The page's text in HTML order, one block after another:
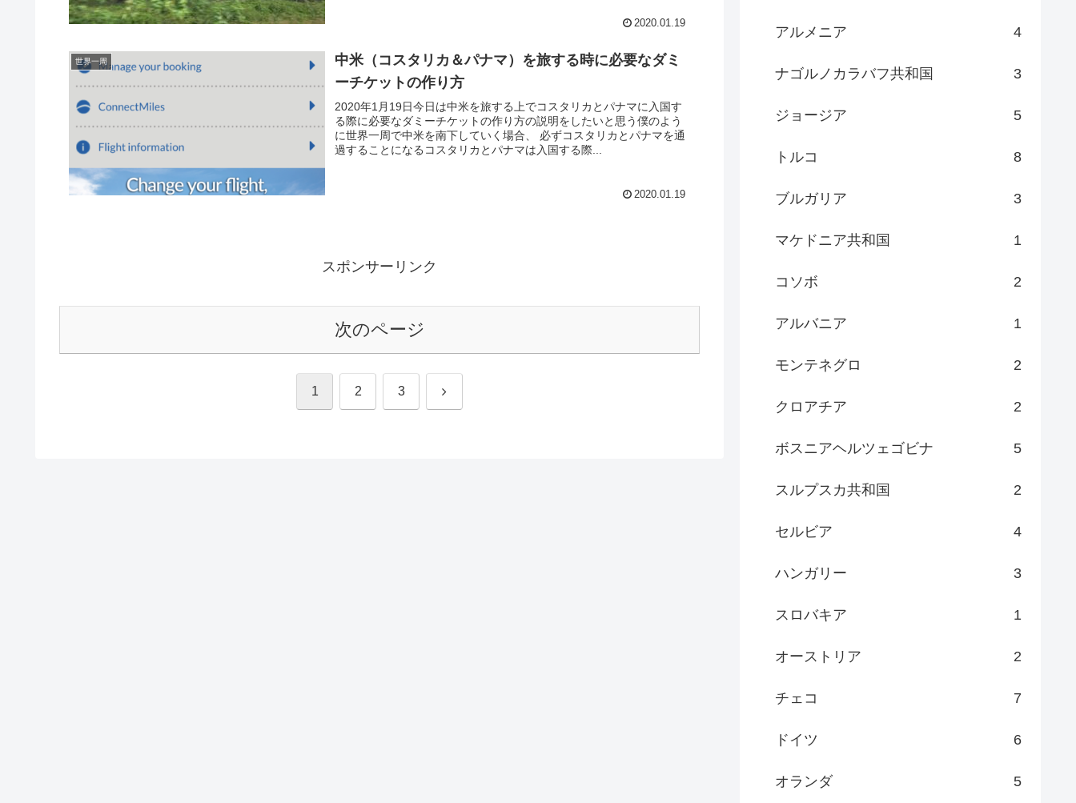
2020.01.19
世界一周
中米（コスタリカ＆パナマ）を旅する時に必要なダミ
ーチケットの作り方
2020年1月19日今日は中米を旅する上でコスタリカとパナマに入国す
る際に必要なダミーチケットの作り方の説明をしたいと思う僕のよう
に世界一周で中米を南下していく場合、 必ずコスタリカとパナマを通
過することになるコスタリカとパナマは入国する際...
2020.01.19
スポンサーリンク
次のページ
1 2 3 次
アルメニア 4
ナゴルノカラバフ共和国 3
ジョージア 5
トルコ 8
ブルガリア 3
マケドニア共和国 1
コソボ 2
アルバニア 1
モンテネグロ 2
クロアチア 2
ボスニアヘルツェゴビナ 5
スルプスカ共和国 2
セルビア 4
ハンガリー 3
スロバキア 1
オーストリア 2
チェコ 7
ドイツ 6
オランダ 5